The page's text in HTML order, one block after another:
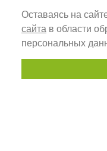
Оставаясь на
сайта в области
персональных